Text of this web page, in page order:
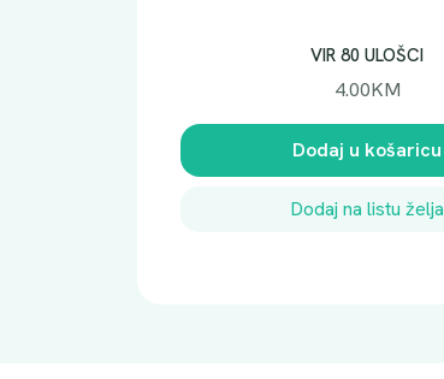
VIR 80 ULOŠCI
4.00KM
Dodaj u košaricu
Dodaj na listu želja